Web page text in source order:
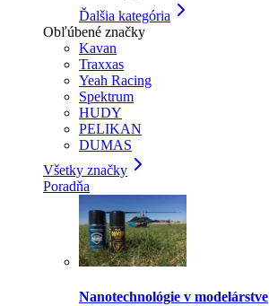
Ďalšia kategória
Obľúbené značky
Kavan
Traxxas
Yeah Racing
Spektrum
HUDY
PELIKAN
DUMAS
Všetky značky
Poradňa
Nanotechnológie v modelárstve